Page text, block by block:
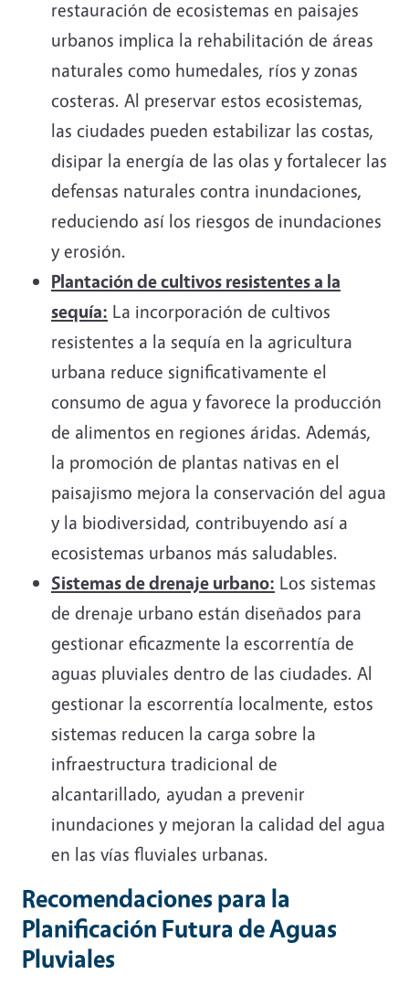
restauración de ecosistemas en paisajes
urbanos implica la rehabilitación de áreas
naturales como humedales, ríos y zonas
costeras. Al preservar estos ecosistemas,
las ciudades pueden estabilizar las costas,
disipar la energía de las olas y fortalecer las
defensas naturales contra inundaciones,
reduciendo así los riesgos de inundaciones
y erosión.
Plantación de cultivos resistentes a la
sequía: La incorporación de cultivos
resistentes a la sequía en la agricultura
urbana reduce significativamente el
consumo de agua y favorece la producción
de alimentos en regiones áridas. Además,
la promoción de plantas nativas en el
paisajismo mejora la conservación del agua
y la biodiversidad, contribuyendo así a
ecosistemas urbanos más saludables.
Sistemas de drenaje urbano: Los sistemas
de drenaje urbano están diseñados para
gestionar eficazmente la escorrentía de
aguas pluviales dentro de las ciudades. Al
gestionar la escorrentía localmente, estos
sistemas reducen la carga sobre la
infraestructura tradicional de
alcantarillado, ayudan a prevenir
inundaciones y mejoran la calidad del agua
en las vías fluviales urbanas.
Recomendaciones para la
Planificación Futura de Aguas
Pluviales